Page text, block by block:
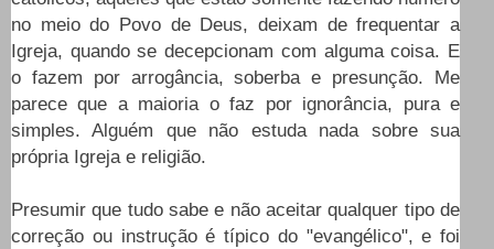
no meio do Povo de Deus, deixam de frequentar a
Igreja, quando se decepcionam com alguma coisa. E
o fazem por arrogância, soberba e presunção. Me
parece que a maioria o faz por ignorância, pura e
simples. Alguém que não estuda nada sobre sua
própria Igreja e religião.
Presumir que tudo sabe e não aceitar qualquer tipo de
correção ou instrução é típico do "evangélico", e foi